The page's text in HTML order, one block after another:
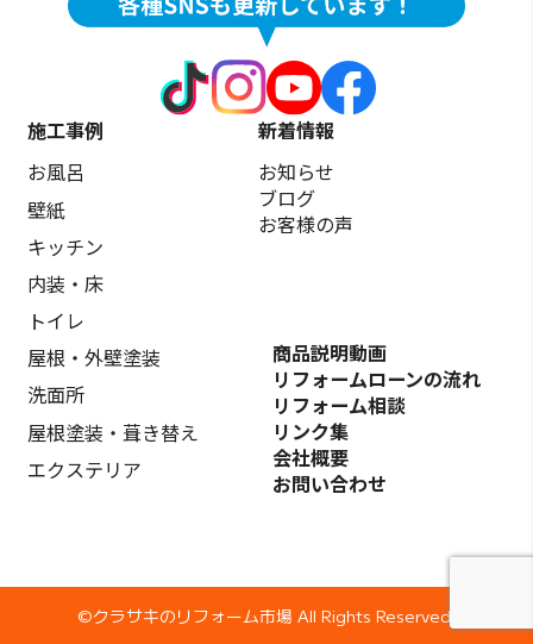
施工事例
お風呂
壁紙
キッチン
内装・床
トイレ
屋根・外壁塗装
洗面所
屋根塗装・葺き替え
エクステリア
新着情報
お知らせ
ブログ
お客様の声
商品説明動画
リフォームローンの流れ
リフォーム相談
リンク集
会社概要
お問い合わせ
©️クラサキのリフォーム市場 All Rights Reserved.